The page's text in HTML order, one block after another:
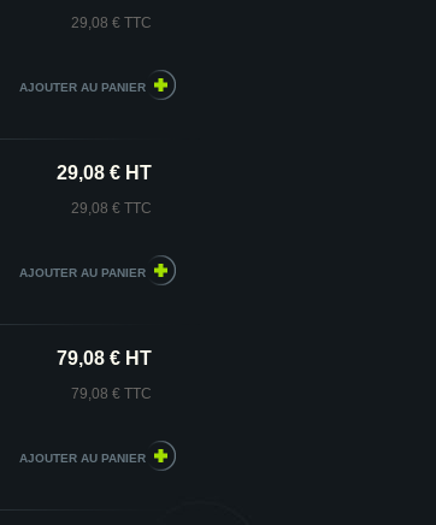
29,08 € TTC
29,08 € HT
29,08 € TTC
79,08 € HT
79,08 € TTC